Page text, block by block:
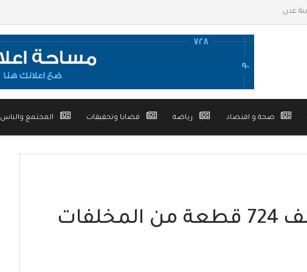
صحة و اقتصاد رياضة قضايا وتحقيقات المجتمع والناس
مشروع «مسام» يتلف 724 قطعة من المخلفات